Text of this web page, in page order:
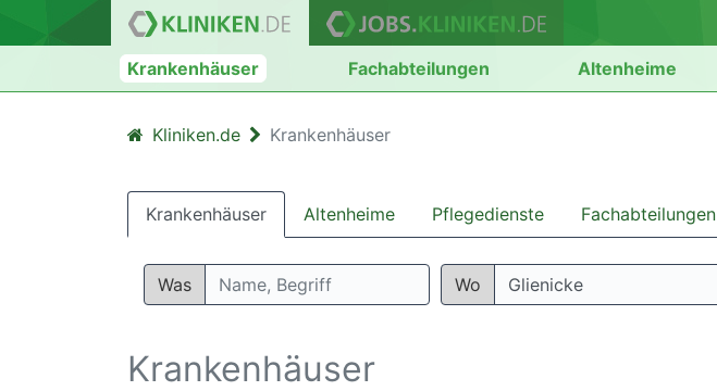
Krankenhäuser Fachabteilungen Altenheime
Kliniken.de Krankenhäuser
Krankenhäuser Altenheime Pflegedienste Fachabteilungen
Was Wo
Krankenhäuser